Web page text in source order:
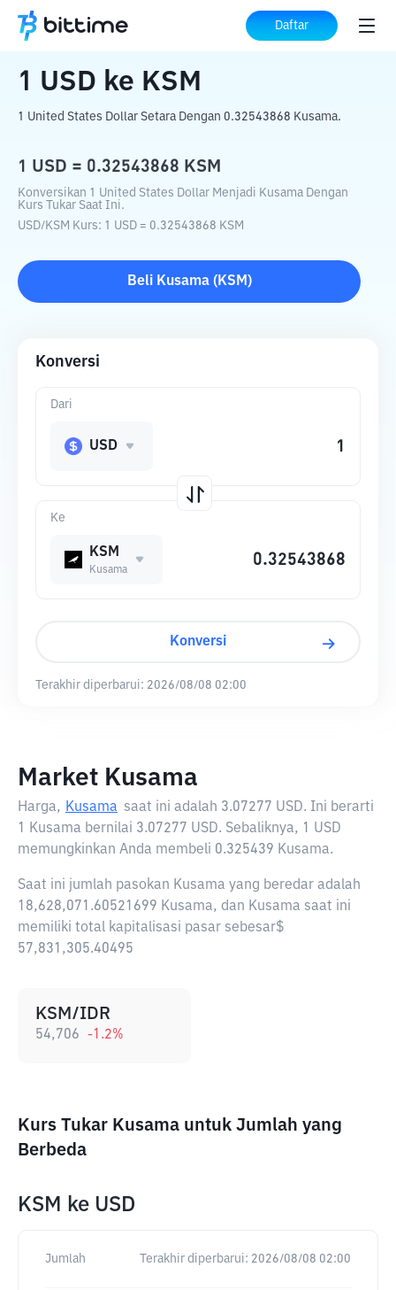
Daftar
Beranda Konverter Kripto ke KSM
1 USD ke KSM
1 United States Dollar Setara Dengan 0.32543868 Kusama.
1 USD = 0.32543868 KSM
Konversikan 1 United States Dollar Menjadi Kusama Dengan
Kurs Tukar Saat Ini.
USD/KSM Kurs: 1 USD = 0.32543868 KSM
Beli Kusama( KSM )
Konversi
Ke
KSM
Kusama
Dari
USD
Konversi
Terakhir diperbarui: 2026/08/08 02:00
Market Kusama
Harga, Kusama saat ini adalah 3.07277 USD. Ini berarti
1 Kusama bernilai 3.07277 USD. Sebaliknya, 1 USD
memungkinkan Anda membeli 0.325439 Kusama.
Saat ini jumlah pasokan Kusama yang beredar adalah
18,628,071.60521699 Kusama, dan Kusama saat ini
memiliki total kapitalisasi pasar sebesar$
57,831,305.40495
KSM/IDR
54,706 -1.2%
Kurs Tukar Kusama untuk Jumlah yang
Berbeda
KSM ke USD
Jumlah Terakhir diperbarui: 2026/08/08 02:00